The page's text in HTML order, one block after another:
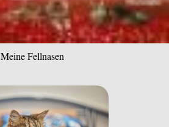
Meine Fellnasen